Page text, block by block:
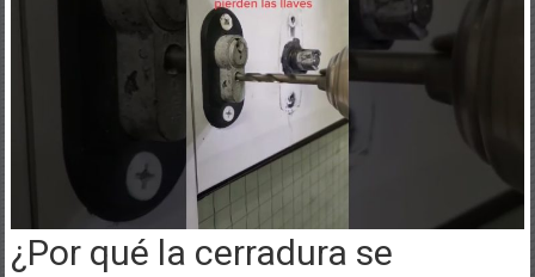
¿Por qué la cerradura se